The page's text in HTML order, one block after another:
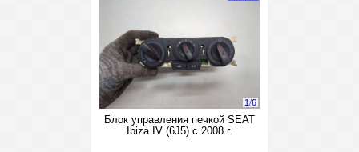
1/6
Блок управления печкой SEAT
Ibiza IV (6J5) с 2008 г.